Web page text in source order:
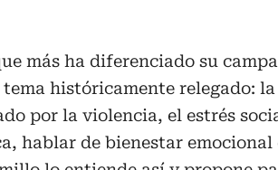
más ha diferenciado su
históricamente relegado:
por la violencia, el estrés
hablar de bienestar emocional